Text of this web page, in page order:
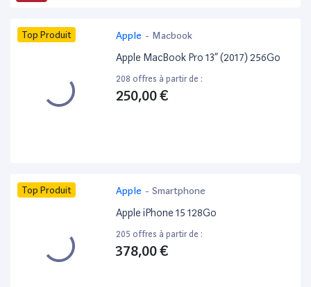
Top Produit Apple - Macbook
Apple MacBook Pro 13” (2017) 256Go
208 offres à partir de :
250,00 €
Top Produit Apple - Smartphone
Apple iPhone 15 128Go
205 offres à partir de :
378,00 €